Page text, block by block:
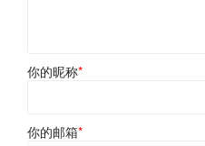
你的昵称*
你的邮箱*